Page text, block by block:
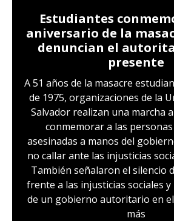
Estudiantes
aniversario de la
denuncian el
presente
A 51 años de la masacre
de 1975, organizaciones de la
Salvador realizan una marcha
conmemorar a las
asesinadas a manos del
no callar ante las injusticias
También señalaron el silencio
frente a las injusticias sociales
de un gobierno autoritario en
más